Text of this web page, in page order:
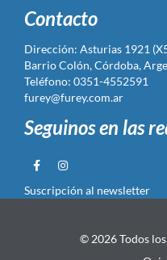
Contacto
Dirección: Asturias 1921
Barrio Colón, Córdoba,
Teléfono: 0351-4552591
furey@furey.com.ar
Seguinos en las
Suscripción al newsletter
© 2026 Todos